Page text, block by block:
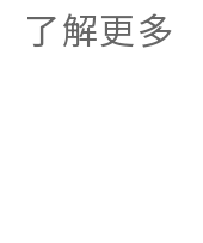
了解更多